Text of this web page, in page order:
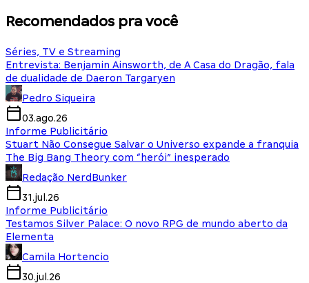
Recomendados pra você
Séries, TV e Streaming
Entrevista: Benjamin Ainsworth, de A Casa do Dragão, fala
de dualidade de Daeron Targaryen
Pedro Siqueira
03.ago.26
Informe Publicitário
Stuart Não Consegue Salvar o Universo expande a franquia
The Big Bang Theory com “herói” inesperado
Redação NerdBunker
31.jul.26
Informe Publicitário
Testamos Silver Palace: O novo RPG de mundo aberto da
Elementa
Camila Hortencio
30.jul.26